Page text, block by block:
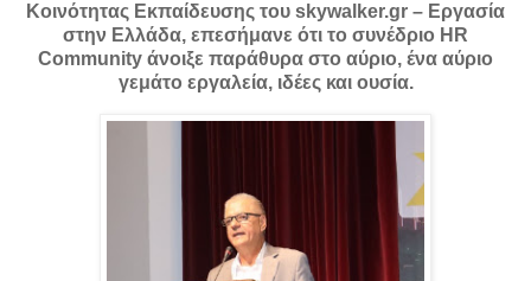
Κοινότητας Εκπαίδευσης του skywalker.gr – Εργασία
στην Ελλάδα, επεσήμανε ότι το συνέδριο HR
Community άνοιξε παράθυρα στο αύριο, ένα αύριο
γεμάτο εργαλεία, ιδέες και ουσία.